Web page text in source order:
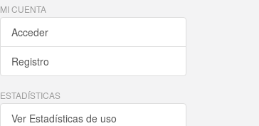
MI CUENTA
Acceder
Registro
ESTADÍSTICAS
Ver Estadísticas de uso